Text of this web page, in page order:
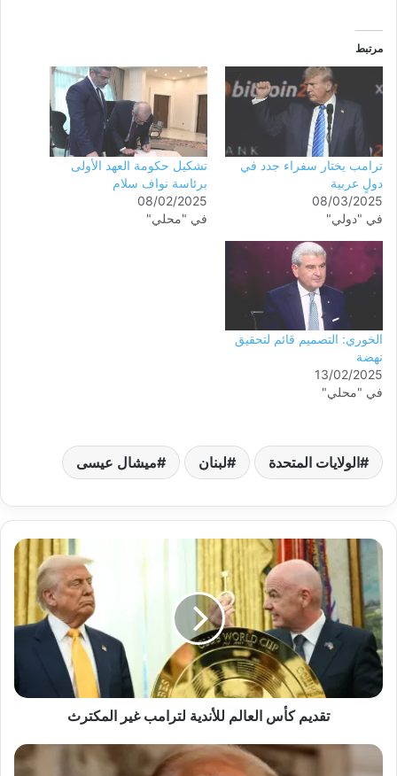
مرتبط
ترامب يختار سفراء جدد في
دولٍ عربية
08/03/2025
في "دولي"
تشكيل حكومة العهد الأولى
برئاسة نواف سلام
08/02/2025
في "محلي"
الخوري: التصميم قائم لتحقيق
نهضة
13/02/2025
في "محلي"
الولايات المتحدة لبنان ميشال عيسى
تقديم كأس العالم للأندية لترامب غير المكترث